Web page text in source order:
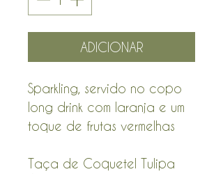
ADICIONAR
Sparkling, servido no copo
long drink com laranja e um
toque de frutas vermelhas
Taça de Coquetel Tulipa